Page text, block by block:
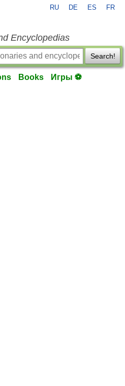
RU DE ES FR
Encyclopedias
Search!
Books Игры ⚽